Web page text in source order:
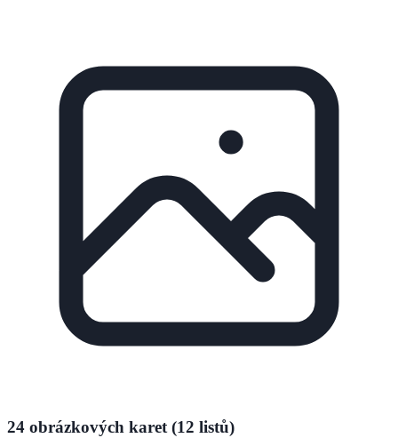
24 obrázkových karet (12 listů)